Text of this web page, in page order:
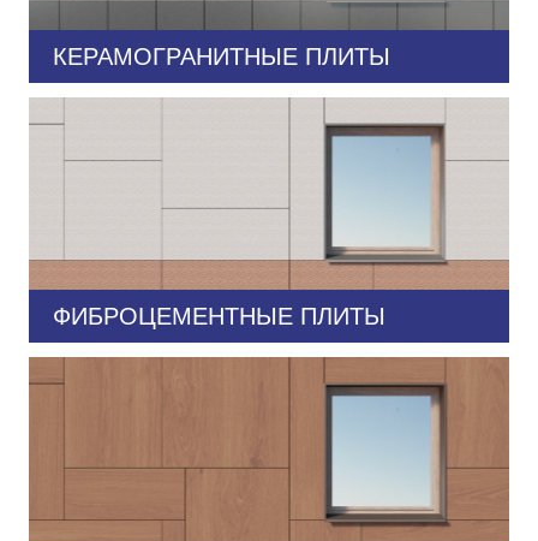
КЕРАМОГРАНИТНЫЕ ПЛИТЫ
ФИБРОЦЕМЕНТНЫЕ ПЛИТЫ